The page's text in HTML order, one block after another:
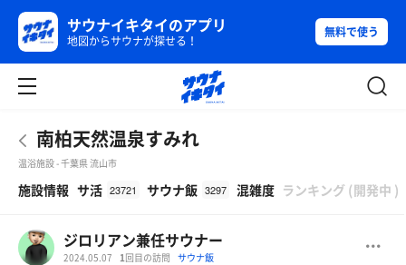
サウナイキタイのアプリ
地図からサウナが探せる！
無料で使う
南柏天然温泉すみれ
温浴施設 - 千葉県 流山市
施設情報 サ活 23721 サウナ飯 3297 混雑度 ランキング (開発中 )
ジロリアン兼任サウナー
2024.05.07 1回目の訪問 サウナ飯